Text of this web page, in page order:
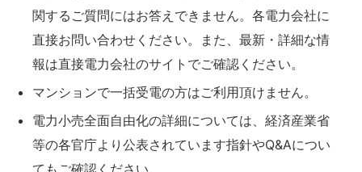
関するご質問にはお答えできません。各電力会社に
直接お問い合わせください。また、最新・詳細な情
報は直接電力会社のサイトでご確認ください。
マンションで一括受電の方はご利用頂けません。
電力小売全面自由化の詳細については、経済産業省
等の各官庁より公表されています指針やQ&Aについ
てもご確認ください。